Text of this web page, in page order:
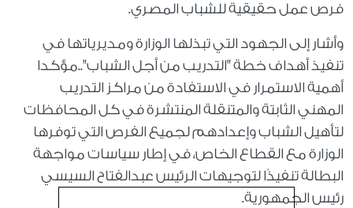
فرص عمل حقيقية للشباب المصري.
وأشار إلى الجهود التي تبذلها الوزارة ومديرياتها في
تنفيذ أهداف خطة "التدريب من أجل الشباب"..مؤكدا
أهمية الاستمرار في الاستفادة من مراكز التدريب
المهني الثابتة والمتنقلة المنتشرة في كل المحافظات
لتأهيل الشباب وإعدادهم لجميع الفرص التي توفرها
الوزارة مع القطاع الخاص، في إطار سياسات مواجهة
البطالة تنفيذًا لتوجيهات الرئيس عبدالفتاح السيسي
رئيس الجمهورية.